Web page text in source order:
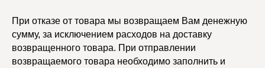
При отказе от товара мы возвращаем Вам денежную
сумму, за исключением расходов на доставку
возвращенного товара. При отправлении
возвращаемого товара необходимо заполнить и
КАТАЛОГ
Бодичейны
Стилист на связи
Браслеты
Каффы
Изделия на заказ